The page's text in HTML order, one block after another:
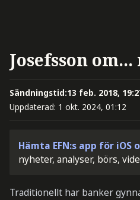
Josefsson
Sändningstid:13 feb. 2018,
Uppdaterad: 1 okt. 2024, 01:12
Hämta EFN:s app för iOS
nyheter, analyser, börs,
Traditionellt har banker